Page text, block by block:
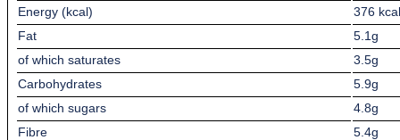
Energy (kcal)
376 kcal
Fat
5.1g
of which saturates
3.5g
Carbohydrates
5.9g
of which sugars
4.8g
Fibre
5.4g